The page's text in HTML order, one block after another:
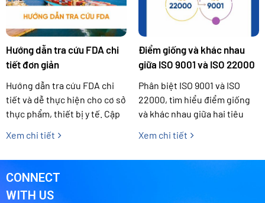
Hướng dẫn tra cứu FDA chi
tiết đơn giản
Hướng dẫn tra cứu FDA chi
tiết và dễ thực hiện cho cơ sở
thực phẩm, thiết bị y tế. Cập
đăng ký FDA chính xác.
Xem chi tiết
Điểm giống và khác nhau
giữa ISO 9001 và ISO 22000
Phân biệt ISO 9001 và ISO
22000, tìm hiểu điểm giống
và khác nhau giữa hai tiêu
lựa chọn hệ thống quản lý
Xem chi tiết
CONNECT
WITH US